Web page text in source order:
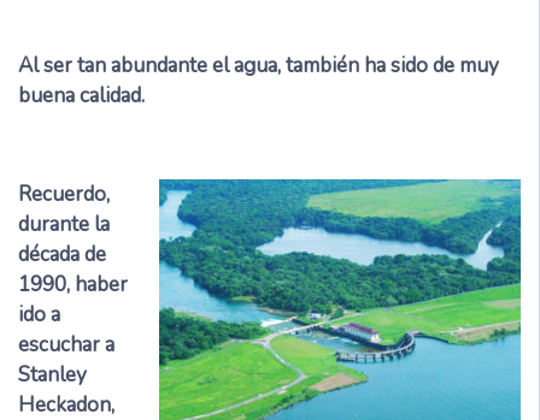
Al ser tan abundante el agua, también ha sido de muy
buena calidad.
Recuerdo,
durante la
década de
1990, haber
ido a
escuchar a
Stanley
Heckadon,